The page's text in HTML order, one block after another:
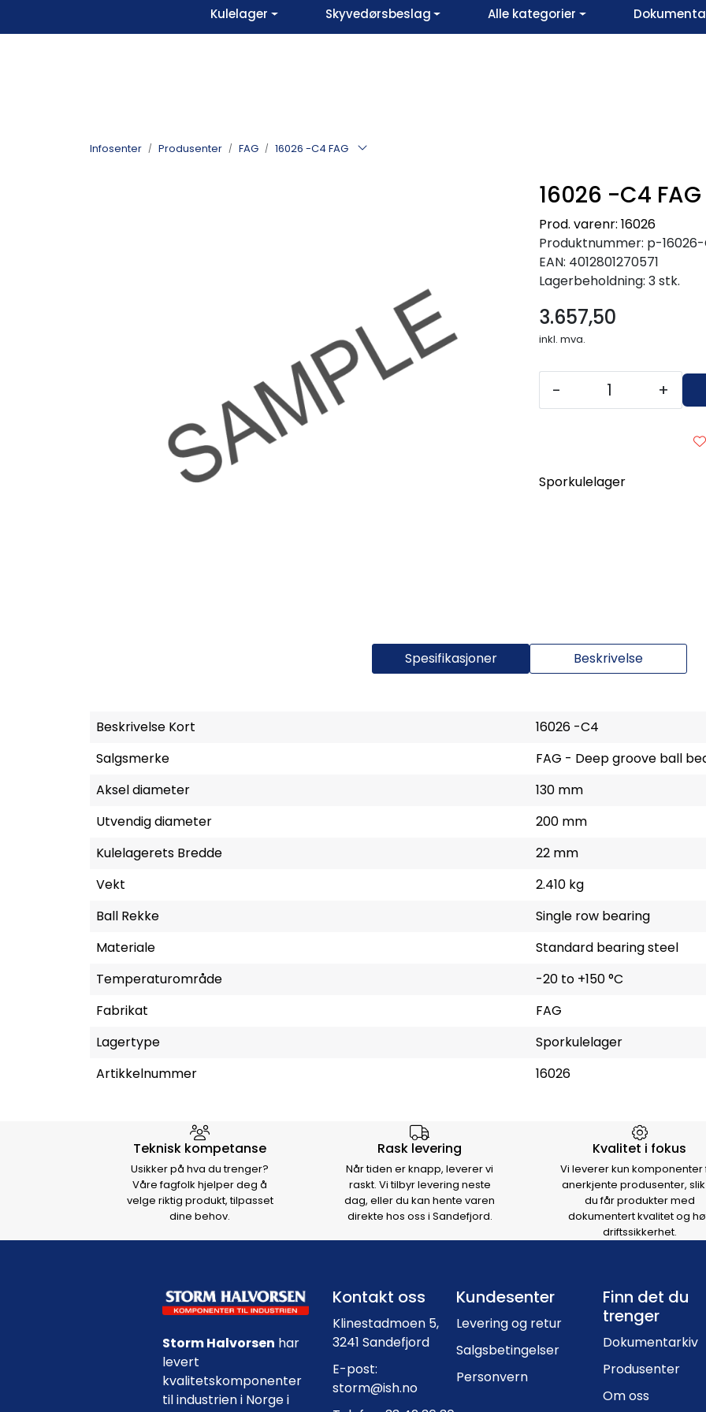
Kulelager Skyvedørsbeslag Alle kategorier
Infosenter Produsenter FAG 16026 -C4 FAG
16026 -C4 FAG
Prod. varenr: 16026
Produktnummer: p-
EAN: 4012801270571
Lagerbeholdning: 3 stk.
3.657,50
inkl. mva.
- +
Sporkulelager
Spesifikasjoner Beskrivelse
Beskrivelse Kort
16026 -C4
Salgsmerke
FAG - Deep groove ball
Aksel diameter
130 mm
Utvendig diameter
200 mm
Kulelagerets Bredde
22 mm
Vekt
2.410 kg
Ball Rekke
Single row bearing
Materiale
Standard bearing steel
Temperaturområde
-20 to +150 °C
Fabrikat
FAG
Lagertype
Sporkulelager
Artikkelnummer
16026
Hvorfor velge Storm Halvorsen
Teknisk kompetanse
Usikker på hva du trenger?
Våre fagfolk hjelper deg å
velge riktig produkt, tilpasset
dine behov.
Rask levering
Når tiden er knapp, leverer vi
raskt. Vi tilbyr levering neste
dag, eller du kan hente varen
direkte hos oss i Sandefjord.
Kvalitet i fokus
Vi leverer kun komponenter
anerkjente produsenter,
du får produkter med
dokumentert kvalitet og
driftssikkerhet.
Footer navigation
Storm Halvorsen har
levert
kvalitetskomponenter
til industrien i Norge i
Kontakt oss
Klinestadmoen 5,
3241 Sandefjord
E-post:
storm@ish.no
Kundesenter
Levering og retur
Salgsbetingelser
Personvern
Finn det du
trenger
Dokumentarkiv
Produsenter
Om oss